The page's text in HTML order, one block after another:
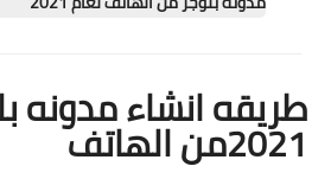
طريقه انشاء مدونه
2021من الهاتف